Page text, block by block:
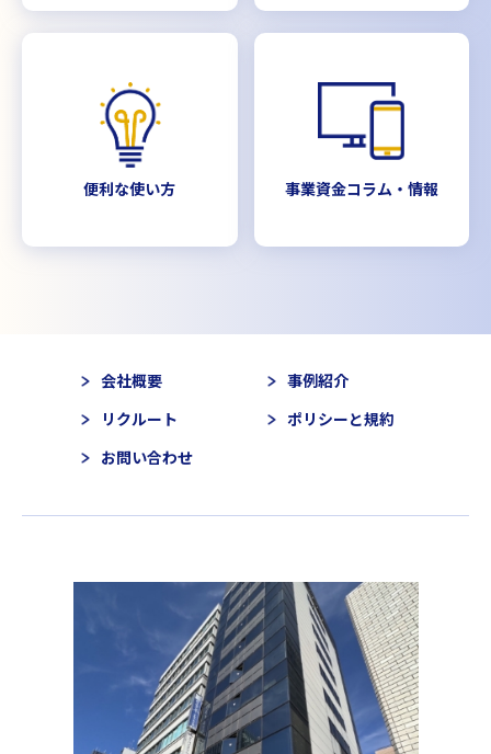
便利な使い方 事業資金コラム・情報
会社概要
事例紹介
リクルート
ポリシーと規約
お問い合わせ